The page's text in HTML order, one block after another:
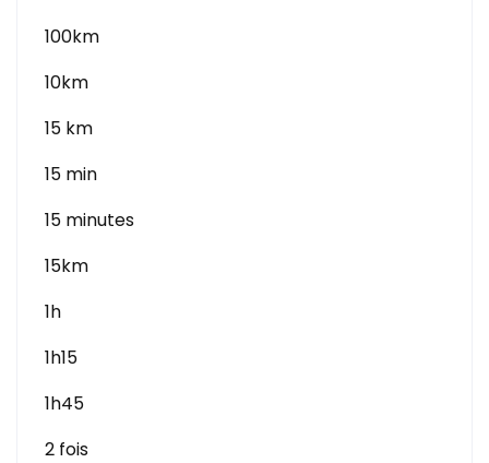
100km
10km
15 km
15 min
15 minutes
15km
1h
1h15
1h45
2 fois